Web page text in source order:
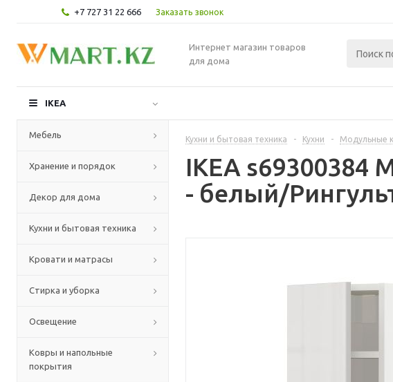
+7 727 31 22 666 Заказать звонок
Интернет магазин товаров
для дома
IKEA
Мебель
Хранение и порядок
Декор для дома
Кухни и бытовая техника
Кровати и матрасы
Стирка и уборка
Освещение
Ковры и напольные
покрытия
Кухни и бытовая техника - Кухни - Модульные
IKEA s69300384
- белый/